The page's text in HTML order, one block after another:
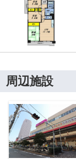
周辺施設